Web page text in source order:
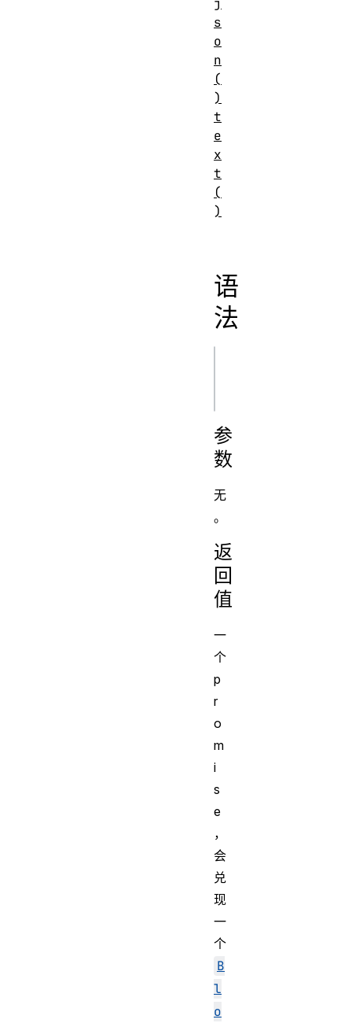
语
法
参
数
无
。
返
回
值
一
个
p
r
o
m
i
s
e
，
会
兑
现
一
个
B
l
o
s
o
n
(
)
t
e
x
t
(
)